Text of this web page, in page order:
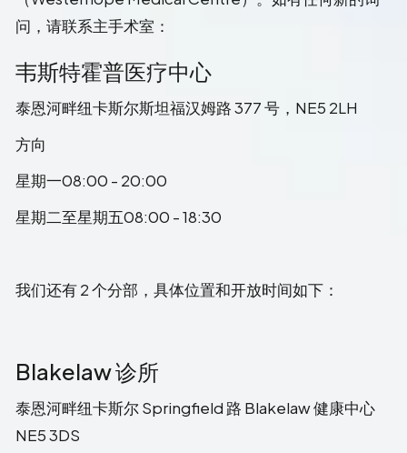
问，请联系主手术室：
韦斯特霍普医疗中心
泰恩河畔纽卡斯尔斯坦福汉姆路 377 号，NE5 2LH
方向
星期一08:00 - 20:00
星期二至星期五08:00 - 18:30
我们还有 2 个分部，具体位置和开放时间如下：
Blakelaw 诊所
泰恩河畔纽卡斯尔 Springfield 路 Blakelaw 健康中心
NE5 3DS